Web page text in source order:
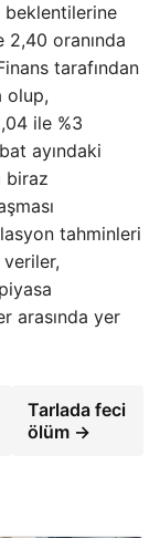
beklentilerine
oranında
tarafından
olup,
ile %3
ayındaki
biraz
tahminleri
arasında yer
Tarlada feci
ölüm →